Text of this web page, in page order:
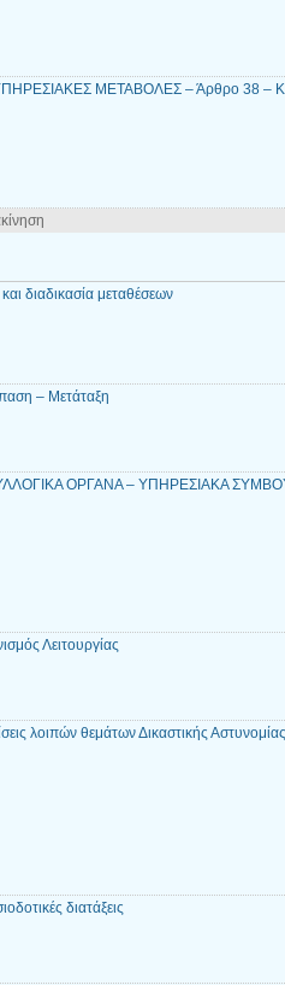
ΜΕΤΑΒΟΛΕΣ – Άρθρο 38 –
διαδικασία μεταθέσεων
– Μετάταξη
ΟΡΓΑΝΑ – ΥΠΗΡΕΣΙΑΚΑ
Λειτουργίας
λοιπών θεμάτων Δικαστικής
διατάξεις